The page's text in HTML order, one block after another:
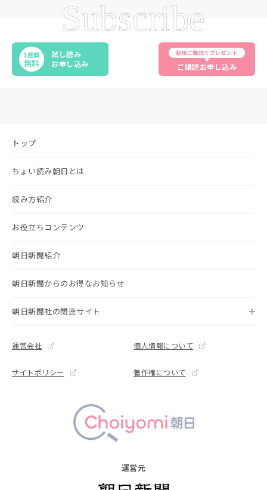
Subscribe
1週間
無料
試し読み
お申し込み
新規ご購読でプレゼント
ご購読お申し込み
運営元
トップ
ちょい読み朝日とは
読み方紹介
お役立ちコンテンツ
朝日新聞紹介
朝日新聞からのお得なお知らせ
朝日新聞社の関連サイト
運営会社 個人情報について
サイトポリシー 著作権について